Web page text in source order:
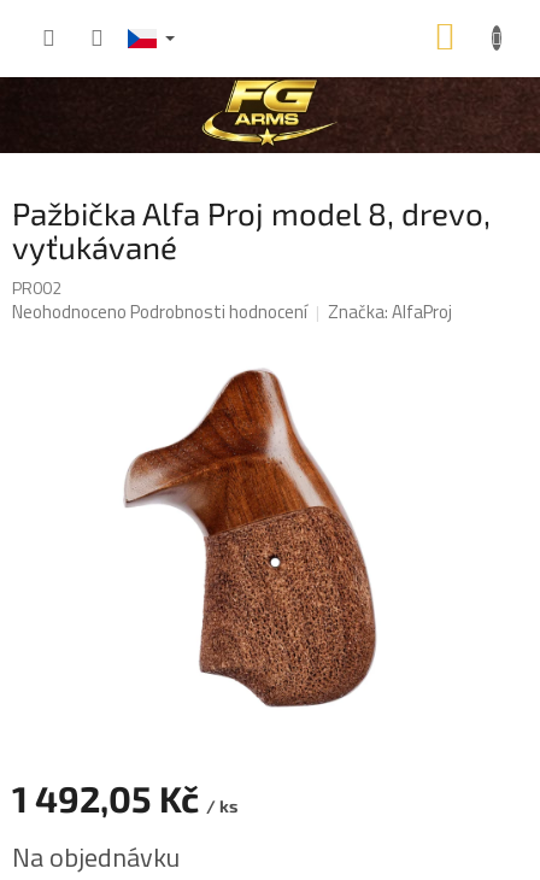
KOŠÍK
Pažbička Alfa Proj model 8, drevo,
vyťukávané
PR002
Průměrné
NeohodnocenoPodrobnosti hodnocení Značka:AlfaProj
1 492,05 Kč / ks
cena:
Na objednávku